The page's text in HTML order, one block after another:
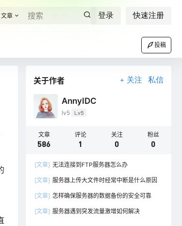
文章 登录 快速注册
投稿
关于作者 关注 私信
AnnyIDC
lv5 Lv5
文章
586
评论
1
关注
0
粉丝
0
[文章] 无法连接到FTP服务器怎么办
[文章] 服务器上传大文件时经常中断是什么原因
[文章] 怎样确保服务器的数据备份的安全可靠
[文章] 服务器遇到突发流量激增如何解决